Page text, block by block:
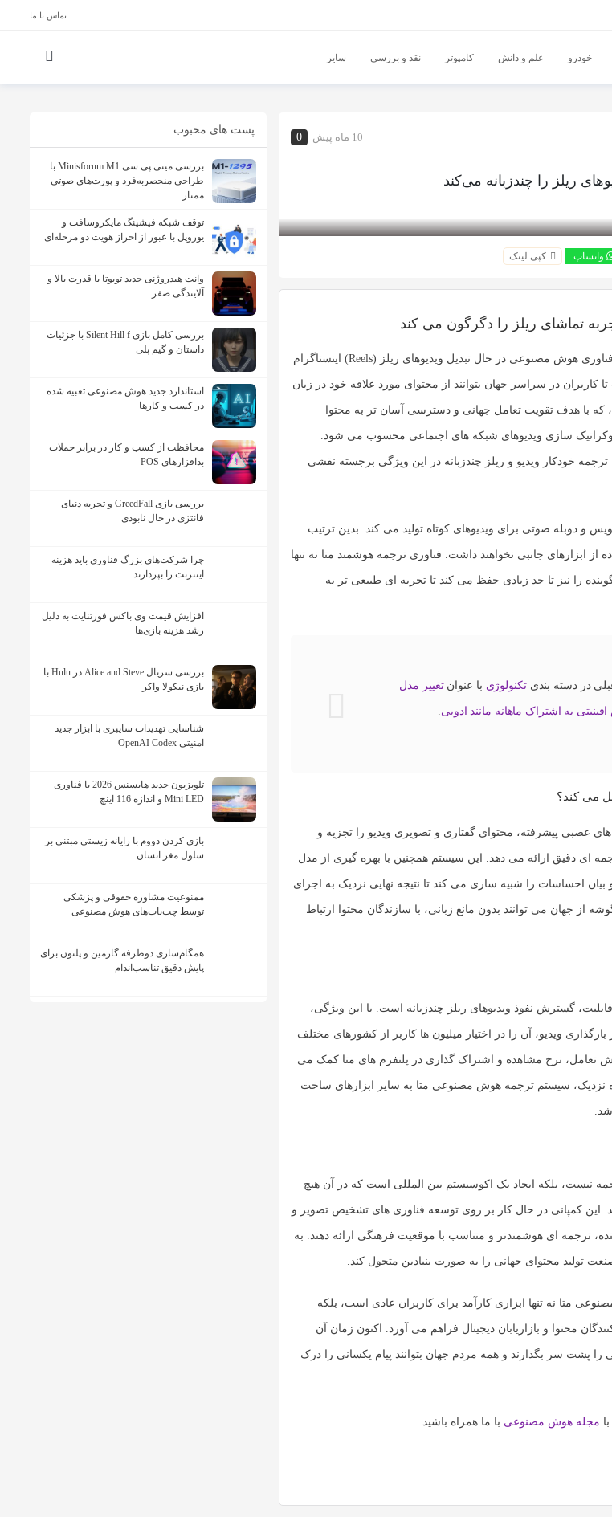
تماس با ما
خودرو علم و دانش کامپوتر نقد و بررسی سایر
10 ماه پیش 0
ریلز را چندزبانه می‌کند
واتساپ کپی لینک
تماشای ریلز را دگرگون می کند
هوش مصنوعی در حال تبدیل ویدیوهای ریلز (Reels) اینستاگرام
در سراسر جهان بتوانند از محتوای مورد علاقه خود در زبان
که با هدف تقویت تعامل جهانی و دسترسی آسان تر به محتوا
سازی ویدیوهای شبکه های اجتماعی محسوب می شود.
ترجمه خودکار ویدیو و ریلز چندزبانه در این ویژگی برجسته نقشی
و دوبله صوتی برای ویدیوهای کوتاه تولید می کند. بدین ترتیب
از ابزارهای جانبی نخواهند داشت. فناوری ترجمه هوشمند متا نه تنها
را نیز تا حد زیادی حفظ می کند تا تجربه ای طبیعی تر به
در دسته بندیتکنولوژی با عنوانتغییر مدل
به اشتراک ماهانه مانند ادوبی.
می کند؟
عصبی پیشرفته، محتوای گفتاری و تصویری ویدیو را تجزیه و
ای دقیق ارائه می دهد. این سیستم همچنین با بهره گیری از مدل
احساسات را شبیه سازی می کند تا نتیجه نهایی نزدیک به اجرای
از جهان می توانند بدون مانع زبانی، با سازندگان محتوا ارتباط
گسترش نفوذ ویدیوهای ریلز چندزبانه است. با این ویژگی،
بارگذاری ویدیو، آن را در اختیار میلیون ها کاربر از کشورهای مختلف
تعامل، نرخ مشاهده و اشتراک گذاری در پلتفرم های متا کمک می
نزدیک، سیستم ترجمه هوش مصنوعی متا به سایر ابزارهای ساخت
شد.
نیست، بلکه ایجاد یک اکوسیستم بین المللی است که در آن هیچ
این کمپانی در حال کار بر روی توسعه فناوری های تشخیص تصویر و
ترجمه ای هوشمندتر و متناسب با موقعیت فرهنگی ارائه دهند. به
تولید محتوای جهانی را به صورت بنیادین متحول کند.
متا نه تنها ابزاری کارآمد برای کاربران عادی است، بلکه
محتوا و بازاریابان دیجیتال فراهم می آورد. اکنون زمان آن
را پشت سر بگذارند و همه مردم جهان بتوانند پیام یکسانی را درک
مجله هوش مصنوعی با ما همراه باشید
پست های محبوب
بررسی مینی پی ‌سی Minisforum M1 با
طراحی منحصربه‌فرد و پورت‌های صوتی
ممتاز
توقف شبکه فیشینگ مایکروسافت و
یوروپل با عبور از احراز هویت دو مرحله‌ای
وانت هیدروژنی جدید تویوتا با قدرت بالا و
آلایندگی صفر
بررسی کامل بازی Silent Hill f با جزئیات
داستان و گیم پلی
استاندارد جدید هوش مصنوعی تعبیه شده
در کسب و کارها
محافظت از کسب و کار در برابر حملات
بدافزارهای POS
بررسی بازی GreedFall و تجربه دنیای
فانتزی در حال نابودی
چرا شرکت‌های بزرگ فناوری باید هزینه
اینترنت را بپردازند
افزایش قیمت وی باکس فورتنایت به دلیل
رشد هزینه بازی‌ها
بررسی سریال Alice and Steve در Hulu با
بازی نیکولا واکر
شناسایی تهدیدات سایبری با ابزار جدید
امنیتی OpenAI Codex
تلویزیون جدید هایسنس 2026 با فناوری
Mini LED و اندازه 116 اینچ
بازی کردن دووم با رایانه زیستی مبتنی بر
سلول مغز انسان
ممنوعیت مشاوره حقوقی و پزشکی
توسط چت‌بات‌های هوش مصنوعی
همگام‌سازی دوطرفه گارمین و پلتون برای
پایش دقیق تناسب‌اندام